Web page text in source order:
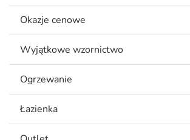
Okazje cenowe
Wyjątkowe wzornictwo
Ogrzewanie
Łazienka